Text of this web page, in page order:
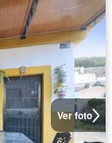
Ver foto